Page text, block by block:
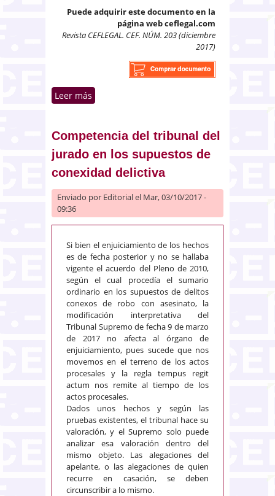
Puede adquirir este documento en la
página web ceflegal.com
Revista CEFLEGAL. CEF. NÚM. 203 (diciembre
2017)
Leer más
Competencia del tribunal del
jurado en los supuestos de
conexidad delictiva
Enviado por Editorialel Mar, 03/10/2017 -
09:36
Si bien el enjuiciamiento de los hechos
es de fecha posterior y no se hallaba
vigente el acuerdo del Pleno de 2010,
según el cual procedía el sumario
ordinario en los supuestos de delitos
conexos de robo con asesinato, la
modificación interpretativa del
Tribunal Supremo de fecha 9 de marzo
de 2017 no afecta al órgano de
enjuiciamiento, pues sucede que nos
movemos en el terreno de los actos
procesales y la regla tempus regit
actum nos remite al tiempo de los
actos procesales.
Dados unos hechos y según las
pruebas existentes, el tribunal hace su
valoración, y el Supremo solo puede
analizar esa valoración dentro del
mismo objeto. Las alegaciones del
apelante, o las alegaciones de quien
recurre en casación, se deben
circunscribir a lo mismo.